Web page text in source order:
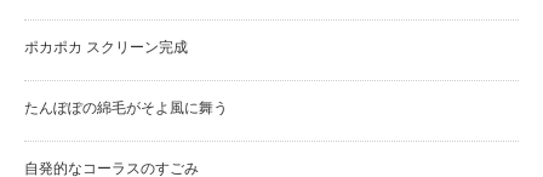
ポカポカ スクリーン完成
たんぽぽの綿毛がそよ風に舞う
自発的なコーラスのすごみ